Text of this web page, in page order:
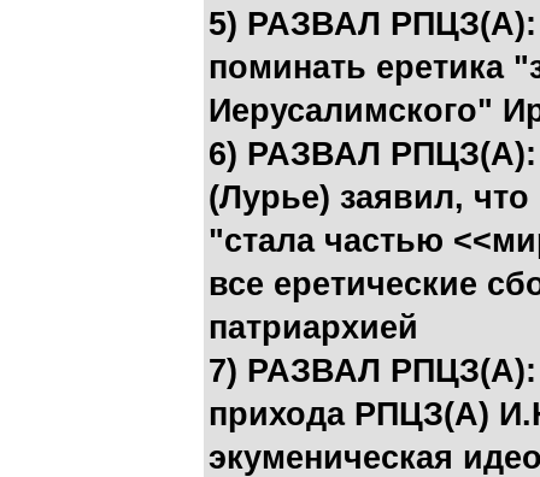
5) РАЗВАЛ РПЦЗ(А):
поминать еретика
Иерусалимского"
6) РАЗВАЛ РПЦЗ(А):
(Лурье) заявил,
"стала частью
все еретические
патриархией
7) РАЗВАЛ РПЦЗ(А):
прихода РПЦЗ(А)
экуменическая